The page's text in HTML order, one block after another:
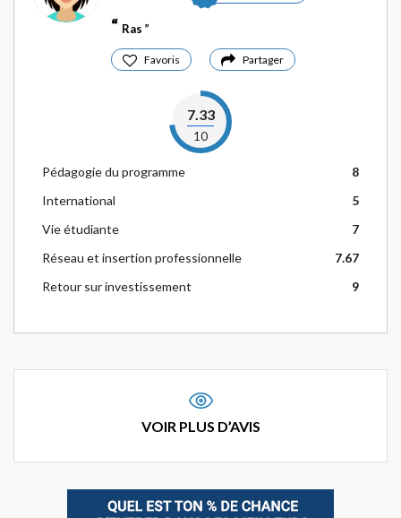
Ras
Favoris Partager
7.33
10
Pédagogie du programme
8
International
5
Vie étudiante
7
Réseau et insertion professionnelle
7.67
Retour sur investissement
9
VOIR PLUS D’AVIS